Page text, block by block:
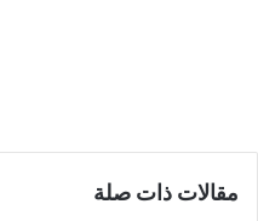
مقالات ذات صلة